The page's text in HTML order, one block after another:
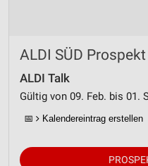
ALDI SÜD
ALDI Talk
Gültig von 09. Feb. bis 01.
📅 Kalendereintrag erstellen